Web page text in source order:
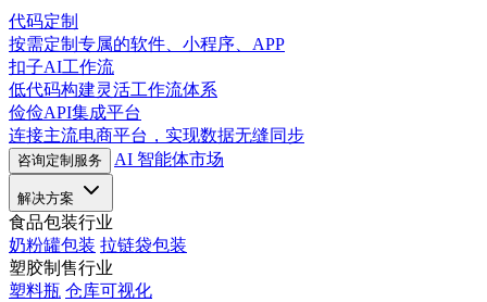
代码定制
按需定制专属的软件、小程序、APP
扣子AI工作流
低代码构建灵活工作流体系
俭俭API集成平台
连接主流电商平台，实现数据无缝同步
咨询定制服务 AI 智能体市场
解决方案
食品包装行业
奶粉罐包装 拉链袋包装
塑胶制售行业
塑料瓶 仓库可视化